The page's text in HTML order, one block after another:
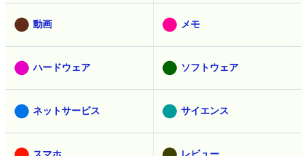
動画 メモ
ハードウェア ソフトウェア
ネットサービス サイエンス